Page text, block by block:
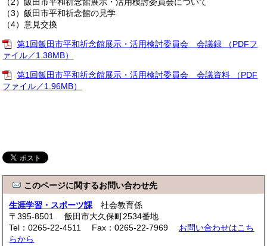
（3）飯田市平和祈念館の見学
（4）意見交換
第1回飯田市平和祈念館展示・活用検討委員会 会議録 （PDFフ
ァイル／1.38MB）
第1回飯田市平和祈念館展示・活用検討委員会 会議資料 （PDF
ファイル／1.96MB）
このページに関するお問い合わせ先
生涯学習・スポーツ課 社会教育係
〒395-8501 飯田市大久保町2534番地
Tel：0265-22-4511 Fax：0265-22-7969 お問い合わせはこち
らから